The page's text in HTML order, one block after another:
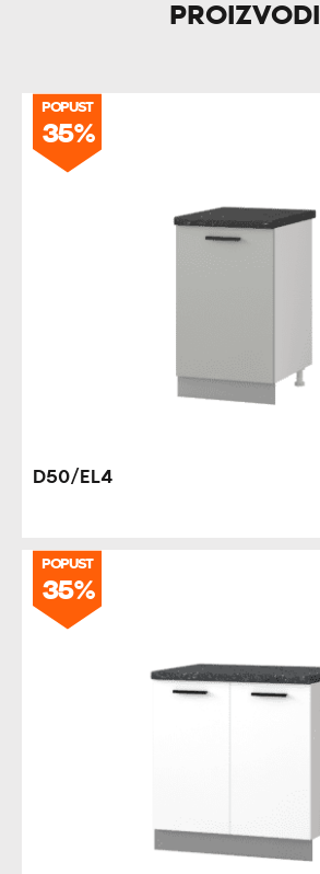
PROIZVODI
POPUST
35%
D50/EL4
POPUST
35%